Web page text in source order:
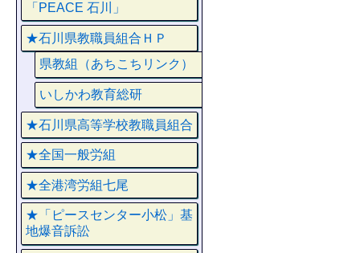
「PEACE 石川」
★石川県教職員組合ＨＰ
県教組（あちこちリンク）
いしかわ教育総研
★石川県高等学校教職員組合
★全国一般労組
★全港湾労組七尾
★「ピースセンター小松」基
地爆音訴訟